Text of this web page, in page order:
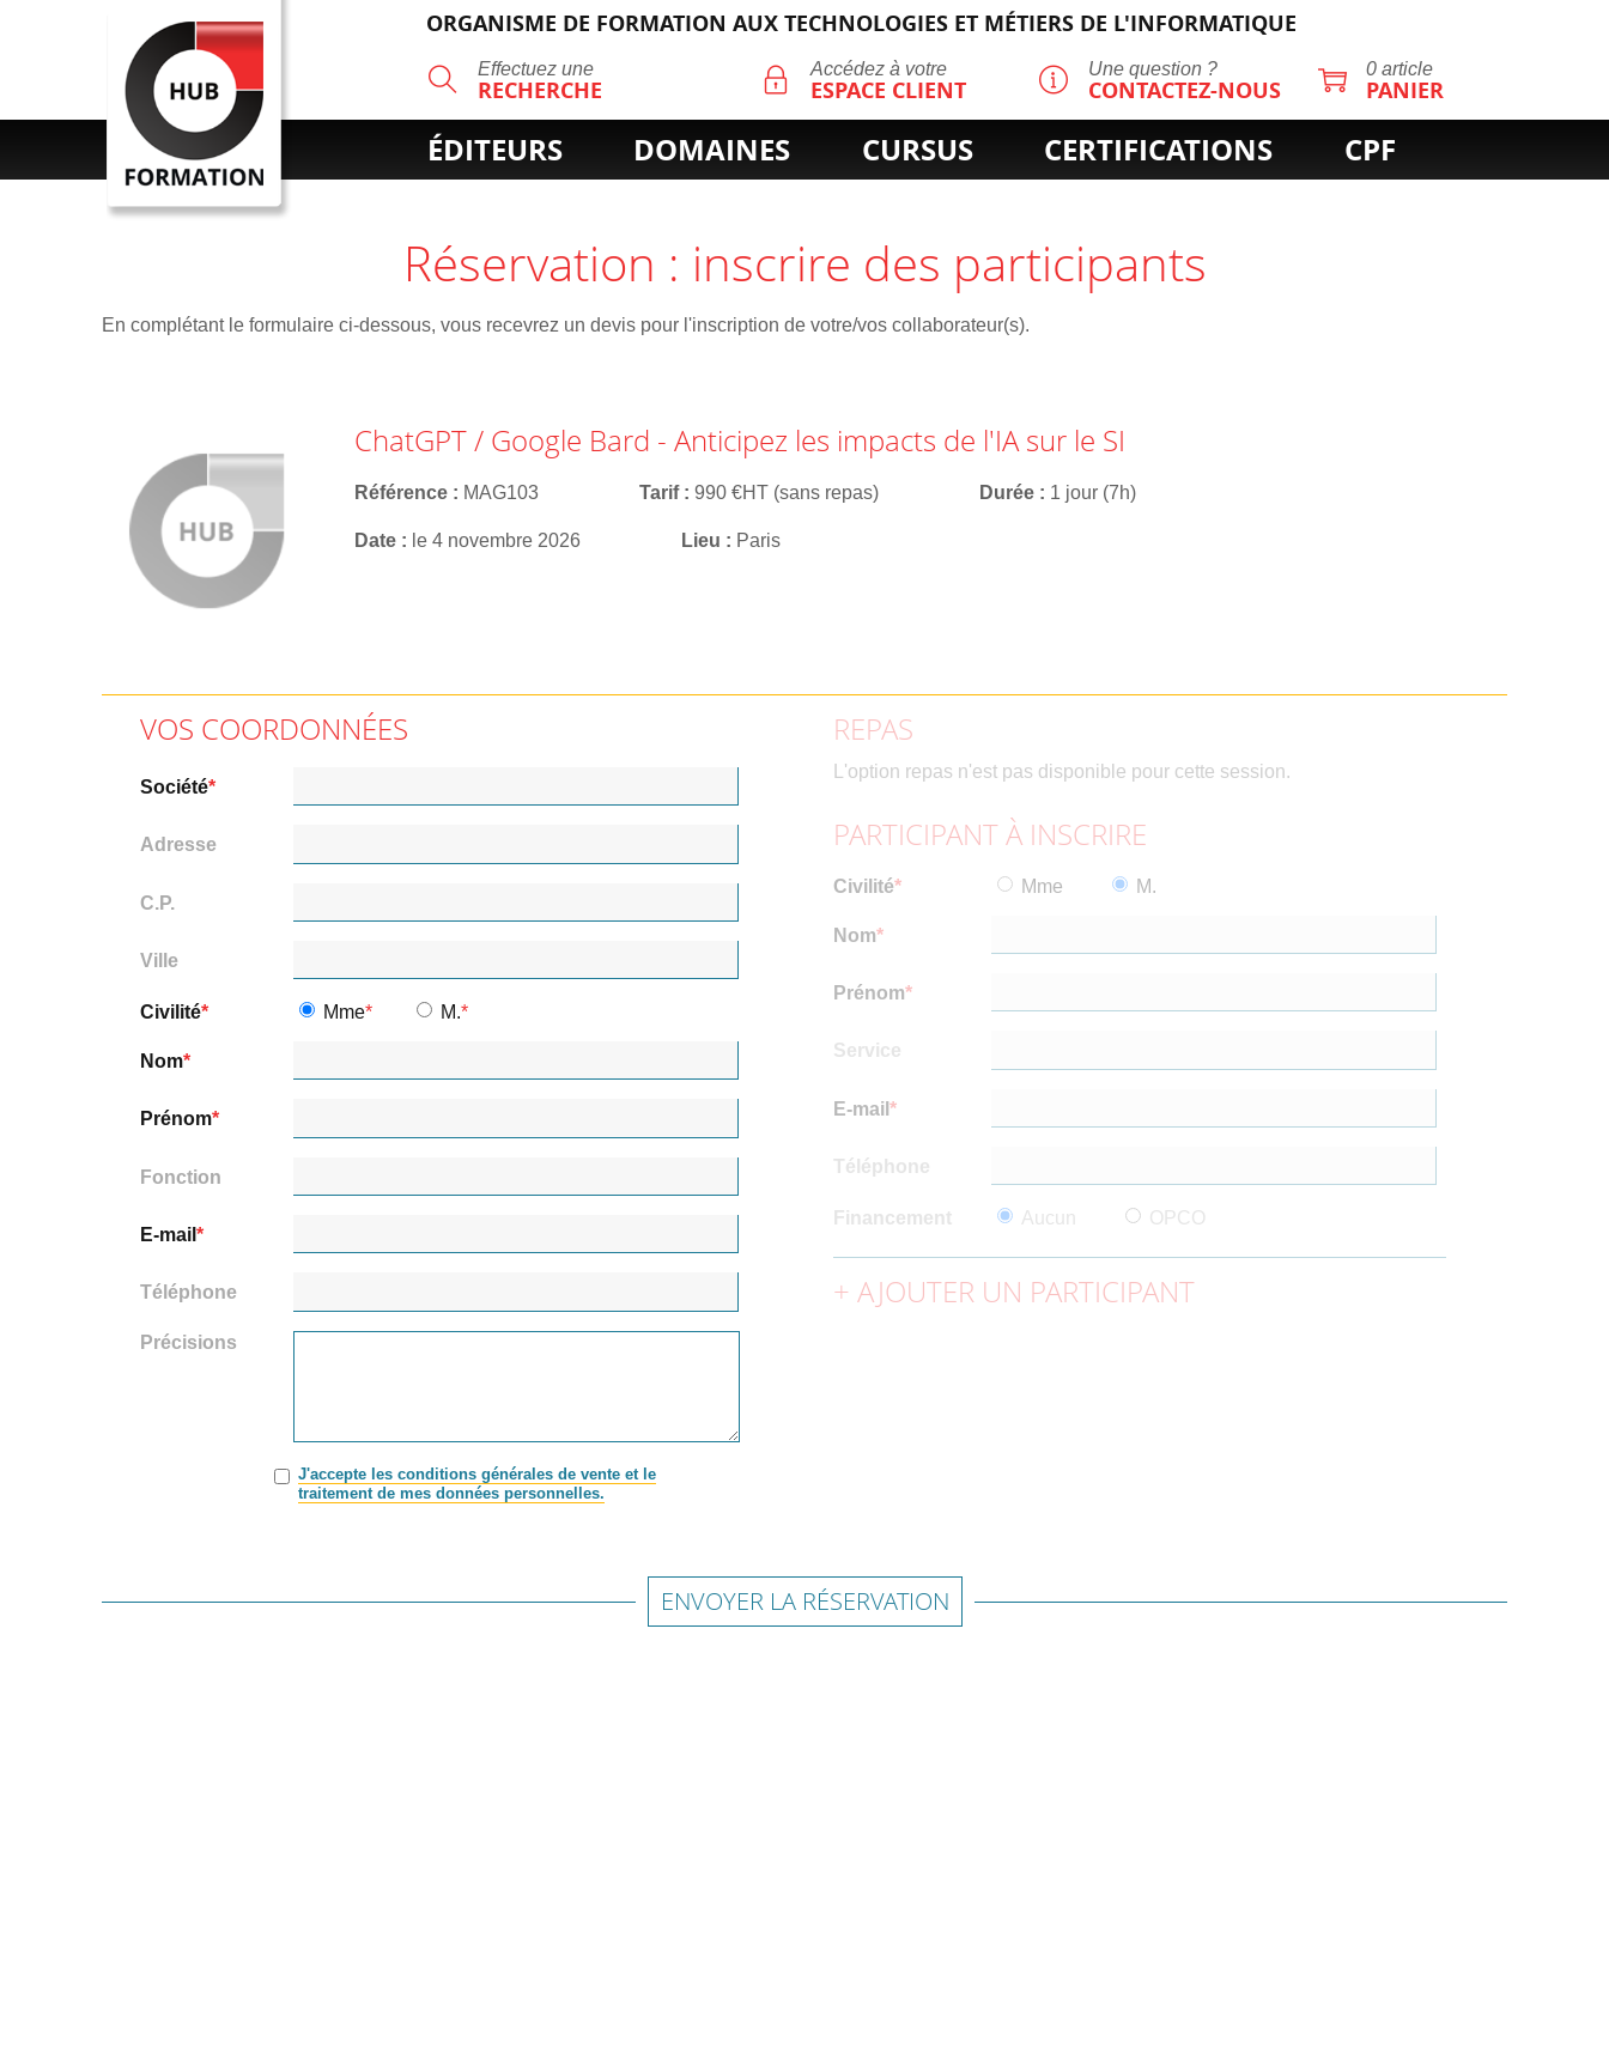
ORGANISME DE FORMATION AUX TECHNOLOGIES ET MÉTIERS DE L'INFORMATIQUE
Effectuez une
RECHERCHE
RECHERCHE Accédez à votre
ESPACE CLIENT
Une question ?
CONTACTEZ-NOUS
0 article
PANIER
ÉDITEURS DOMAINES CURSUS CERTIFICATIONS CPF
Réservation : inscrire des participants
En complétant le formulaire ci-dessous, vous recevrez un devis pour l'inscription de votre/vos collaborateur(s).
ChatGPT / Google Bard - Anticipez les impacts de l'IA sur le SI
Référence MAG103 Tarif 990 €HT (sans repas) Durée 1 jour (7h)
Date le 4 novembre 2026 Lieu Paris
VOS COORDONNÉES
Société
Adresse
C.P.
Ville
Civilité Mme M.
Nom
Prénom
Fonction
E-mail
Téléphone
Précisions
J'accepte les conditions générales de vente et le
traitement de mes données personnelles.
REPAS
L'option repas n'est pas disponible pour cette session.
PARTICIPANT À INSCRIRE
Civilité Mme M.
Nom
Prénom
Service
E-mail
Téléphone
Financement Aucun OPCO
AJOUTER UN PARTICIPANT
ENVOYER LA RÉSERVATION